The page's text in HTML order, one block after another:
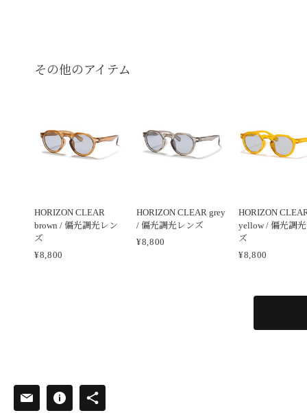
その他のアイテム
HORIZON CLEAR
brown / 偏光調光レン
ズ
¥8,800
HORIZON CLEAR grey
/ 偏光調光レンズ
¥8,800
HORIZON
yellow / 偏光調
ズ
¥8,800